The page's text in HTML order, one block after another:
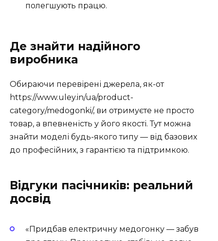
полегшують працю.
Де знайти надійного
виробника
Обираючи перевірені джерела, як-от
https://www.uley.in/ua/product-
category/medogonki/, ви отримуєте не просто
товар, а впевненість у його якості. Тут можна
знайти моделі будь-якого типу — від базових
до професійних, з гарантією та підтримкою.
Відгуки пасічників: реальний
досвід
«Придбав електричну медогонку — забув